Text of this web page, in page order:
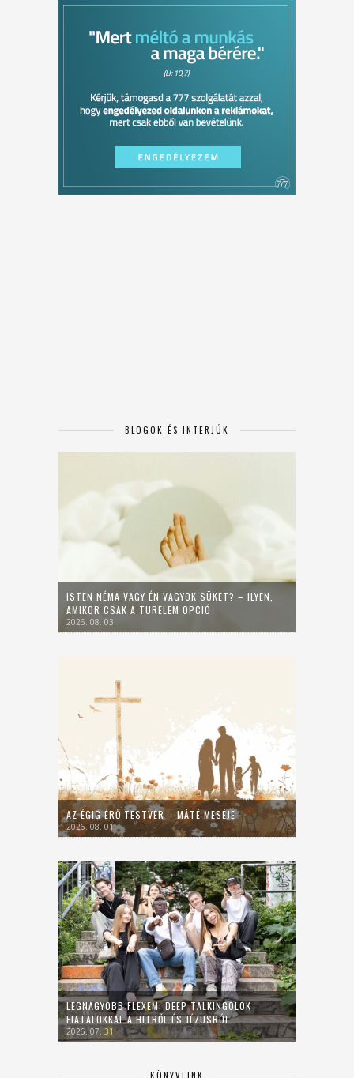
BLOGOK ÉS INTERJÚK
ISTEN NÉMA VAGY ÉN VAGYOK SÜKET? – ILYEN,
AMIKOR CSAK A TÜRELEM OPCIÓ
2026. 08. 03.
AZ ÉGIG ÉRŐ TESTVÉR – MÁTÉ MESÉJE
2026. 08. 01.
LEGNAGYOBB FLEXEM: DEEP TALKINGOLOK
FIATALOKKAL A HITRŐL ÉS JÉZUSRÓL
2026. 07. 31.